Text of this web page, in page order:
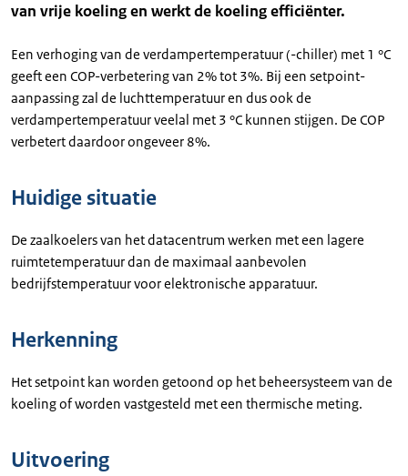
van vrije koeling en werkt de koeling efficiënter.
Een verhoging van de verdampertemperatuur (-chiller) met 1 °C
geeft een COP-verbetering van 2% tot 3%. Bij een setpoint-
aanpassing zal de luchttemperatuur en dus ook de
verdampertemperatuur veelal met 3 °C kunnen stijgen. De COP
verbetert daardoor ongeveer 8%.
Huidige situatie
De zaalkoelers van het datacentrum werken met een lagere
ruimtetemperatuur dan de maximaal aanbevolen
bedrijfstemperatuur voor elektronische apparatuur.
Herkenning
Het setpoint kan worden getoond op het beheersysteem van de
koeling of worden vastgesteld met een thermische meting.
Uitvoering